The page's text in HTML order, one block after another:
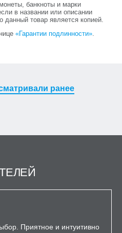
банкноты и марки
в названии или описании
данный товар является копией.
«Гарантии подлинности».
ранее
Приятное и интуитивно